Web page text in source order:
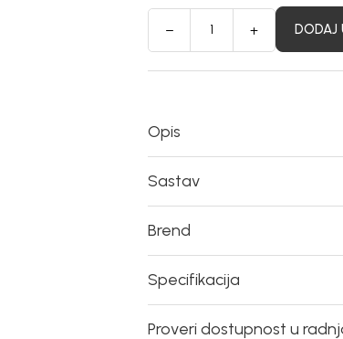
DODAJ
Opis
Sastav
Brend
Specifikacija
Proveri dostupnost u